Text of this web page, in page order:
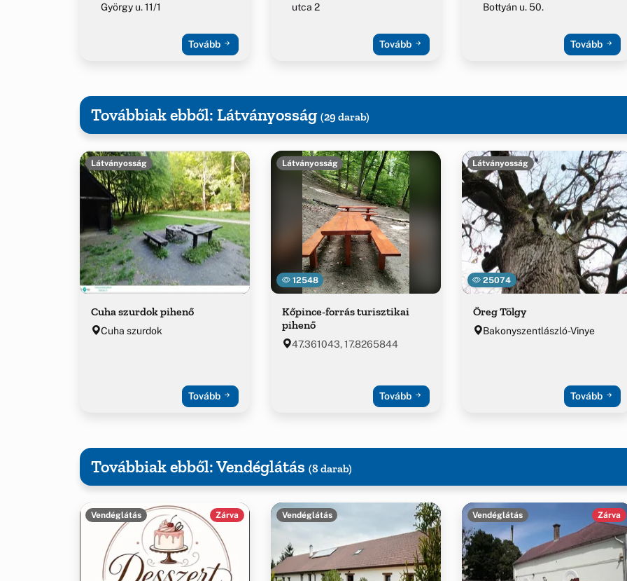
György u. 11/1
Tovább
utca 2
Tovább
Bottyán u. 50.
Tovább
Továbbiak ebből: Látványosság (29 darab)
Látványosság
Cuha szurdok pihenő
Cuha szurdok
Tovább
12548
Látványosság
Kőpince-forrás turisztikai
pihenő
47.361043, 17.8265844
Tovább
25074
Látványosság
Öreg Tölgy
Bakonyszentlászló-Vinye
Tovább
Továbbiak ebből: Vendéglátás (8 darab)
Vendéglátás Zárva Vendéglátás Vendéglátás Zárva